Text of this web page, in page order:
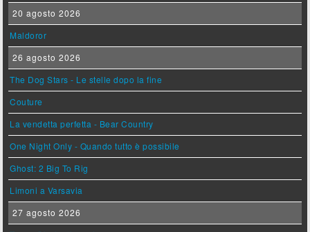
20 agosto 2026
Maldoror
26 agosto 2026
The Dog Stars - Le stelle dopo la fine
Couture
La vendetta perfetta - Bear Country
One Night Only - Quando tutto è possibile
Ghost: 2 Big To Rig
Limoni a Varsavia
27 agosto 2026